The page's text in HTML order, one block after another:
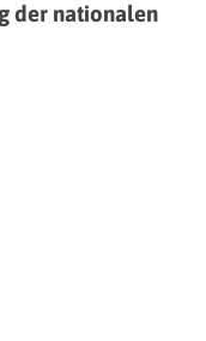
der nationalen